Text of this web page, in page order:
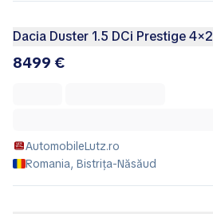
Dacia Duster 1.5 DCi Prestige 4×2
8499 €
AutomobileLutz.ro
Romania, Bistrița-Năsăud